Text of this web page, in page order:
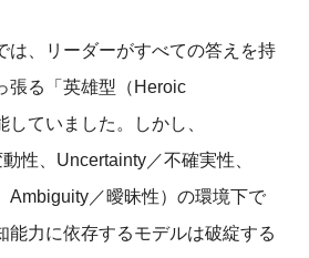
は、リーダーがすべての答えを持
張る「英雄型（Heroic
ていました。しかし、
性、Uncertainty／不確実性、
Ambiguity／曖昧性）の環境下で
能力に依存するモデルは破綻する